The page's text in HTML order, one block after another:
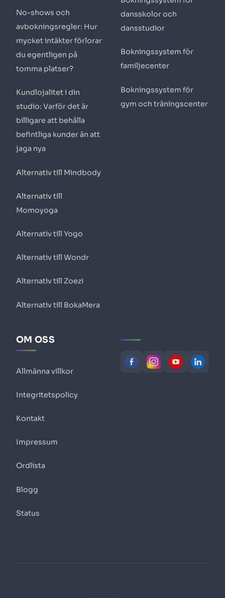
No-shows och
avbokningsregler: Hur
mycket intäkter förlorar
du egentligen på
tomma platser?
Kundlojalitet i din
studio: Varför det är
billigare att behålla
befintliga kunder än att
jaga nya
Alternativ till Mindbody
Alternativ till
Momoyoga
Alternativ till Yogo
Alternativ till Wondr
Alternativ till Zoezi
Alternativ till BokaMera
dansskolor och
dansstudior
Bokningssystem för
familjecenter
Bokningssystem för
gym och träningscenter
OM OSS
Allmänna villkor
Integritetspolicy
Kontakt
Impressum
Ordlista
Blogg
Status